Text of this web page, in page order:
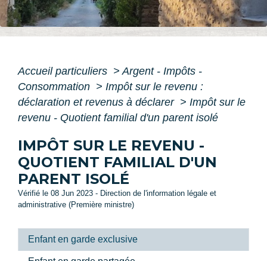
Accueil particuliers > Argent - Impôts -
Consommation > Impôt sur le revenu :
déclaration et revenus à déclarer > Impôt sur le
revenu - Quotient familial d'un parent isolé
IMPÔT SUR LE REVENU -
QUOTIENT FAMILIAL D'UN
PARENT ISOLÉ
Vérifié le 08 Jun 2023 - Direction de l'information légale et
administrative (Première ministre)
Enfant en garde exclusive